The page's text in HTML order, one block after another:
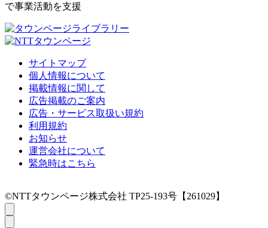
で事業活動を支援
サイトマップ
個人情報について
掲載情報に関して
広告掲載のご案内
広告・サービス取扱い規約
利用規約
お知らせ
運営会社について
緊急時はこちら
©NTTタウンページ株式会社 TP25-193号【261029】